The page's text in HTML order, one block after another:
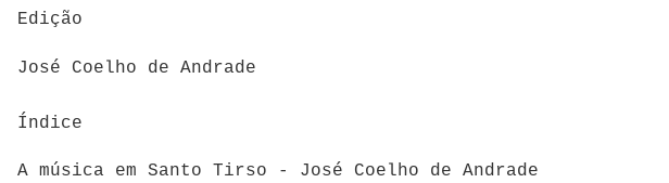
Edição
José Coelho de Andrade
Índice
A música em Santo Tirso - José Coelho de Andrade